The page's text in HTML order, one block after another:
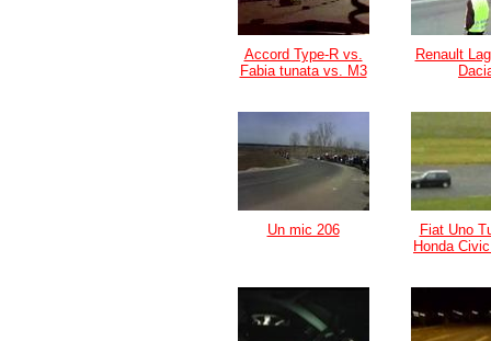
Accord Type-R vs.
Fabia tunata vs. M3
Renault
Un mic 206
Fiat Uno
Honda